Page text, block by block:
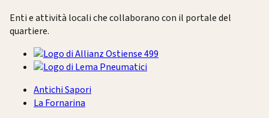
Enti e attività locali che collaborano con il portale del
quartiere.
Antichi Sapori
La Fornarina